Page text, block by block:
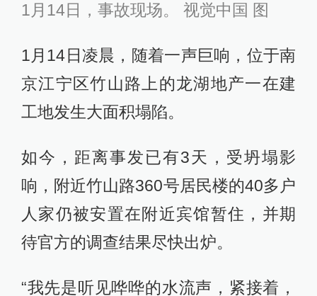
1月14日，事故现场。 视觉中国 图
1月14日凌晨，随着一声巨响，位于南
京江宁区竹山路上的龙湖地产一在建
工地发生大面积塌陷。
如今，距离事发已有3天，受坍塌影
响，附近竹山路360号居民楼的40多户
人家仍被安置在附近宾馆暂住，并期
待官方的调查结果尽快出炉。
“我先是听见哗哗的水流声，紧接着，